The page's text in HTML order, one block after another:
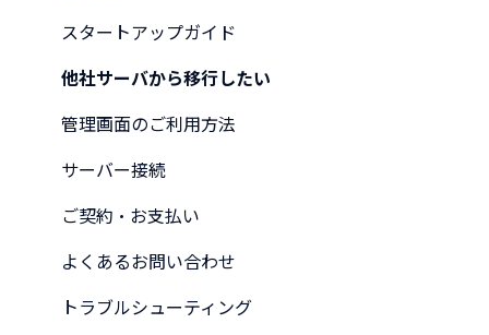
スタートアップガイド
他社サーバから移行したい
管理画面のご利用方法
サーバー接続
ご契約・お支払い
よくあるお問い合わせ
トラブルシューティング